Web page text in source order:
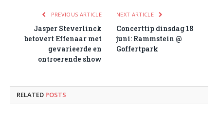
PREVIOUS ARTICLE
Jasper Steverlinck
betovert Effenaar met
gevarieerde en
ontroerende show
NEXT ARTICLE
Concerttip dinsdag 18
juni: Rammstein @
Goffertpark
RELATED POSTS